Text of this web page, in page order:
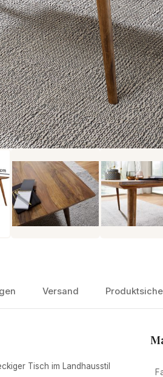
Versand
Tisch im Landhausstil